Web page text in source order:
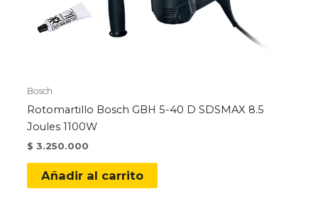
Bosch
Rotomartillo Bosch GBH 5-40 D SDSMAX 8.5
Joules 1100W
$ 3.250.000
Añadir al carrito